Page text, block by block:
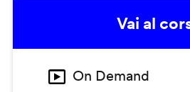
Vai al
On Demand